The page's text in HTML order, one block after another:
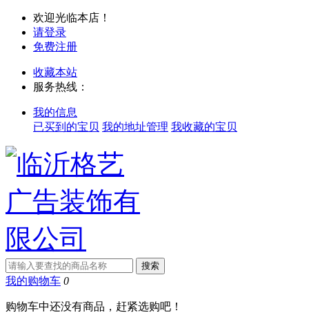
欢迎光临本店！
请登录
免费注册
收藏本站
服务热线：
我的信息
已买到的宝贝 我的地址管理 我收藏的宝贝
我的购物车 0
购物车中还没有商品，赶紧选购吧！